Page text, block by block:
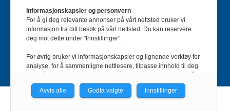
Jakt & Fiske er landets største og eldste magasin for
jakt- og fiskeinteresserte med 195 000 månedlige
Bladet er en månedlig publikasjon og utgis av Norges
Jeger- og Fiskerforbund.
Meld deg inn her
Informasjonskapsler og personvern
For å gi deg relevante annonser på vårt nettsted bruker vi
informasjon fra ditt besøk på vårt nettsted. Du kan reservere
deg mot dette under "Innstillinger".
For øvrig bruker vi informasjonskapsler og lignende verktøy for
analyse, for å sammenligne nettlesere, tilpasse innhold til deg
personvernerklæring.
Avvis alle Godta valgte Innstillinger